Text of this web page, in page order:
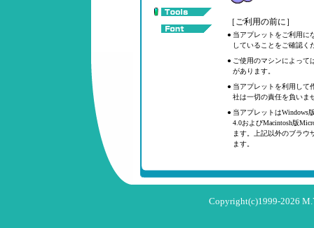
［ご利用の前に］
● 当アプレットをご利用に
していることをご確認く
● ご使用のマシンによって
があります。
● 当アプレットを利用して
社は一切の責任を負いま
● 当アプレットはWindows
4.0およびMacintosh版
ます。上記以外のブラウ
ます。
Copyright(c)1999-2026